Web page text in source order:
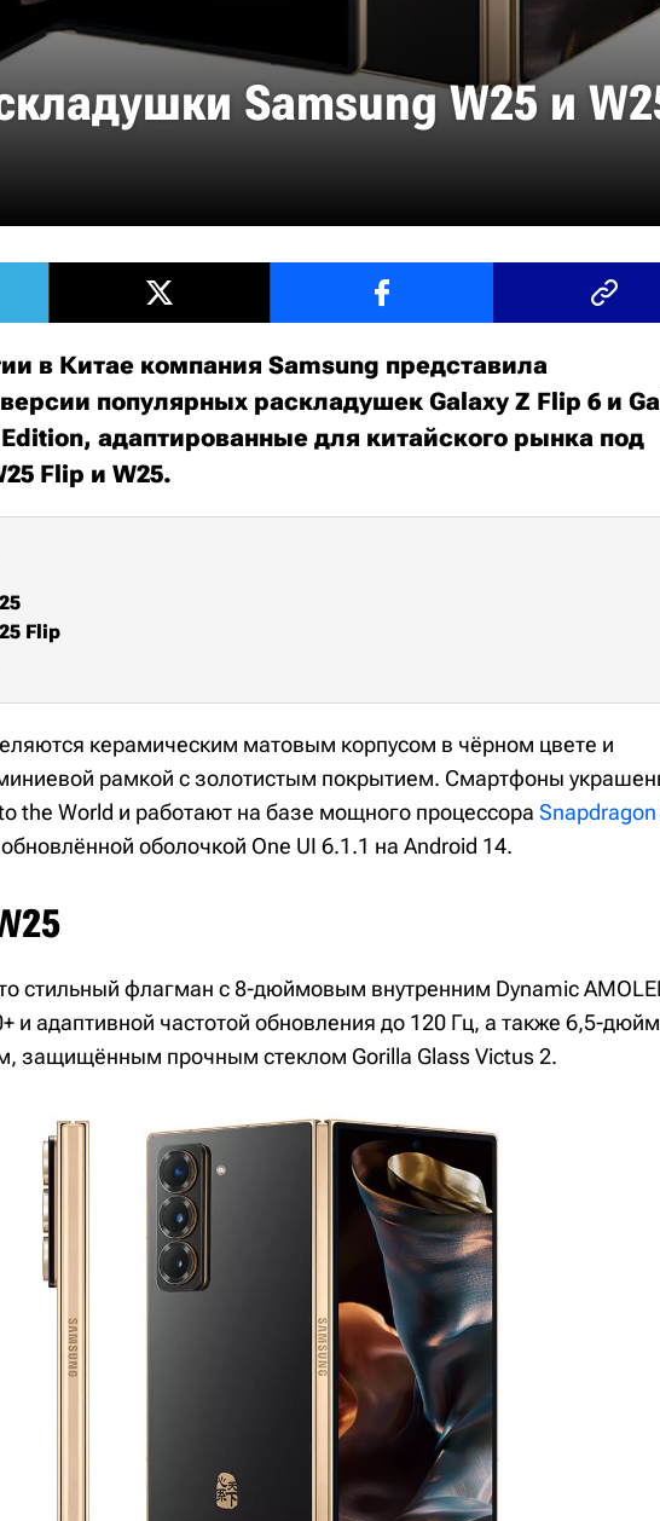
Samsung W25 и
в Китае компания Samsung представила
популярных раскладушек Galaxy Z Flip 6 и
адаптированные для китайского рынка под
Flip и W25.
Flip
керамическим матовым корпусом в чёрном цвете и
рамкой с золотистым покрытием. Смартфоны
the World и работают на базе мощного процессора Snapdragon
оболочкой One UI 6.1.1 на Android 14.
стильный флагман с 8-дюймовым внутренним Dynamic
и адаптивной частотой обновления до 120 Гц, а также 6,5-
защищённым прочным стеклом Gorilla Glass Victus 2.